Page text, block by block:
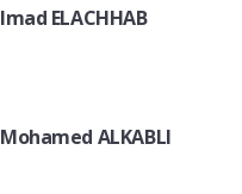
Imad ELACHHAB
Mohamed ALKABLI